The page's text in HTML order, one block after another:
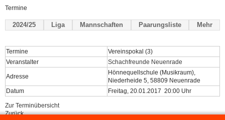
Termine
2024/25 Liga Mannschaften Paarungsliste Mehr
Termine
Vereinspokal (3)
Veranstalter
Schachfreunde Neuenrade
Adresse
Hönnequellschule (Musikraum),
Niederheide 5, 58809 Neuenrade
Datum
Freitag, 20.01.2017 20:00 Uhr
Zur Terminübersicht
Zurück